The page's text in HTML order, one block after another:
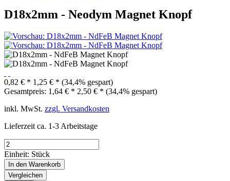
D18x2mm - Neodym Magnet Knopf
0,82 € * 1,25 € * (34,4% gespart)
Gesamtpreis: 1,64 € * 2,50 € * (34,4% gespart)
inkl. MwSt. zzgl. Versandkosten
Lieferzeit ca. 1-3 Arbeitstage
Einheit: Stück
In den Warenkorb
Vergleichen